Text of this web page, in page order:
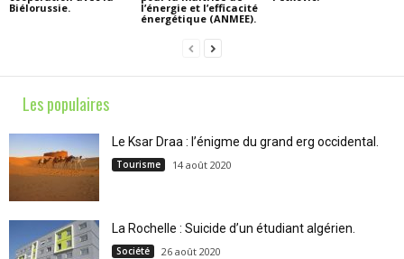
Biélorussie.
l’énergie et l’efficacité
énergétique (ANMEE).
Les populaires
Le Ksar Draa : l’énigme du grand erg occidental.
Tourisme 14 août 2020
La Rochelle : Suicide d’un étudiant algérien.
Société 26 août 2020